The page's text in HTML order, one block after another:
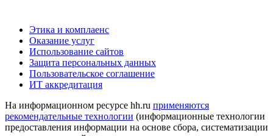
Этика и комплаенс
Оказание услуг
Использование сайтов
Защита персональных данных
Пользовательское соглашение
ИТ аккредитация
На информационном ресурсе hh.ru применяются
рекомендательные технологии (информационные технологии
предоставления информации на основе сбора, систематизации